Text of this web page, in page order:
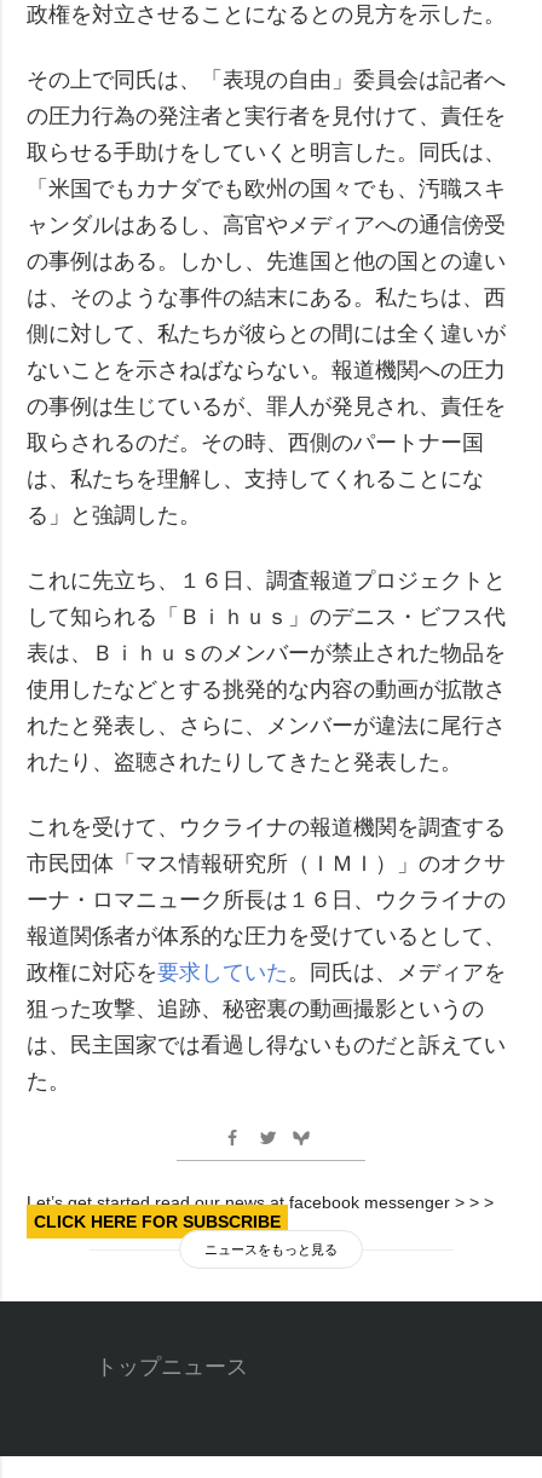
政権を対立させることになるとの見方を示した。
その上で同氏は、「表現の自由」委員会は記者へ
の圧力行為の発注者と実行者を見付けて、責任を
取らせる手助けをしていくと明言した。同氏は、
「米国でもカナダでも欧州の国々でも、汚職スキ
ャンダルはあるし、高官やメディアへの通信傍受
の事例はある。しかし、先進国と他の国との違い
は、そのような事件の結末にある。私たちは、西
側に対して、私たちが彼らとの間には全く違いが
ないことを示さねばならない。報道機関への圧力
の事例は生じているが、罪人が発見され、責任を
取らされるのだ。その時、西側のパートナー国
は、私たちを理解し、支持してくれることにな
る」と強調した。
これに先立ち、１６日、調査報道プロジェクトと
して知られる「Ｂｉｈｕｓ」のデニス・ビフス代
表は、Ｂｉｈｕｓのメンバーが禁止された物品を
使用したなどとする挑発的な内容の動画が拡散さ
れたと発表し、さらに、メンバーが違法に尾行さ
れたり、盗聴されたりしてきたと発表した。
これを受けて、ウクライナの報道機関を調査する
市民団体「マス情報研究所（ＩＭＩ）」のオクサ
ーナ・ロマニューク所長は１６日、ウクライナの
報道関係者が体系的な圧力を受けているとして、
政権に対応を要求していた 。同氏は、メディアを
狙った攻撃、追跡、秘密裏の動画撮影というの
は、民主国家では看過し得ないものだと訴えてい
た。
Let’s get started read our news at facebook messenger > > >
CLICK HERE FOR SUBSCRIBE
ニュースをもっと見る
トップニュース